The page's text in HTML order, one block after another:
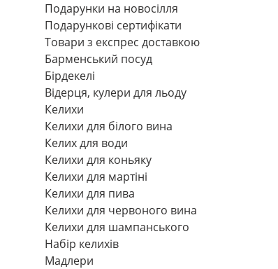
Подарунки на новосілля
Подарункові сертифікати
Товари з експрес доставкою
Барменський посуд
Бірдекелі
Відерця, кулери для льоду
Келихи
Келихи для білого вина
Келих для води
Келихи для коньяку
Келихи для мартіні
Келихи для пива
Келихи для червоного вина
Келихи для шампанського
Набір келихів
Мадлери